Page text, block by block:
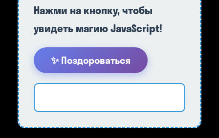
Нажми на кнопку, чтобы
увидеть магию JavaScript!
✨ Поздороваться